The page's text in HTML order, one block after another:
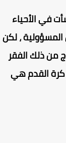
نشأت في الأحياء
، لكن
من ذلك الفقر
كرة القدم هي